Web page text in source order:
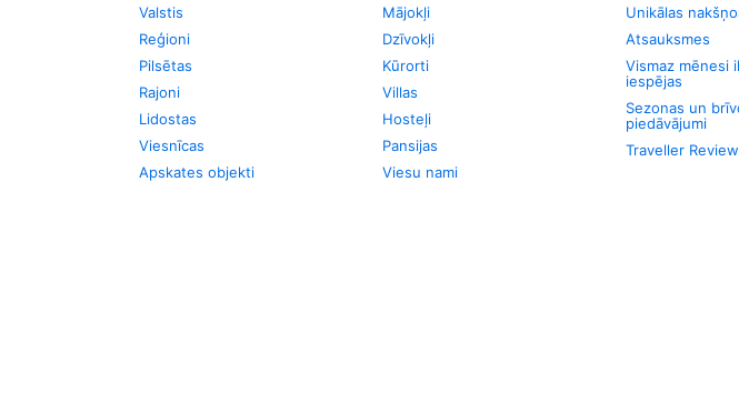
Valstis
Reģioni
Pilsētas
Rajoni
Lidostas
Viesnīcas
Apskates objekti
Mājokļi
Dzīvokļi
Kūrorti
Villas
Hosteļi
Pansijas
Viesu nami
Unikālas
Atsauksmes
Vismaz mēnesi
iespējas
Sezonas un
piedāvājumi
Traveller